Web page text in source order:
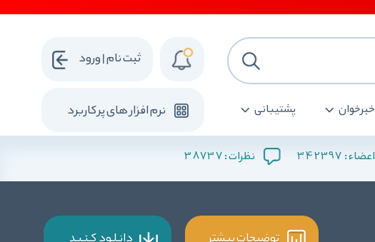
خبرخوان پشتیبانی نرم افزار های پرکاربرد
ثبت نام | ورود
اعضاء : 342397 نظرات :38737